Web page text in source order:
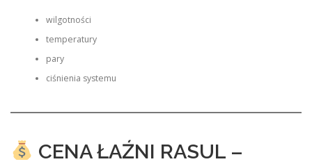
wilgotności
temperatury
pary
ciśnienia systemu
CENA ŁAŹNI RASUL –